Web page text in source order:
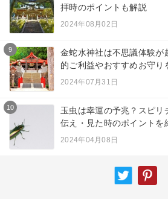
拝時のポイントも解説
2024年08月02日
9
金蛇水神社は不思議体験が
的ご利益やおすすめお守り
2024年07月31日
10
玉虫は幸運の予兆？スピ
伝え・見た時のポイントを
2024年04月08日